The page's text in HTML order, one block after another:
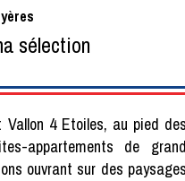
sélection
4 Etoiles, au pied
appartements de
ouvrant sur des